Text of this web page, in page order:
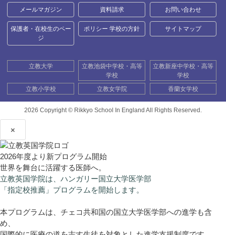
メールマガジン 資料請求 お問い合わせ
保護者・在校生のペー
ジ
ポリシー 学校の方針 サイトマップ
立教大学
立教池袋中学校・高等
学校
立教新座中学校・高等
学校
立教小学校
立教女学院 香蘭女学校
2026 Copyright © Rikkyo School In England All Rights Reserved.
×
2026年度より新プログラム開始
世界を舞台に活躍する医師へ。
立教英国学院は、ハンガリー国立大学医学部
「指定校推薦」プログラムを開始します。
本プログラムは、チェコ共和国の国立大学医学部への進学も含
め、